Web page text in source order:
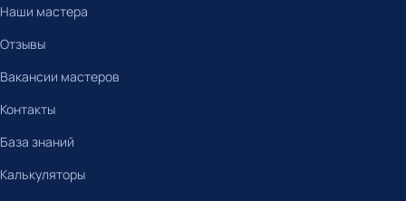
Наши мастера
Отзывы
Вакансии мастеров
Контакты
База знаний
Калькуляторы